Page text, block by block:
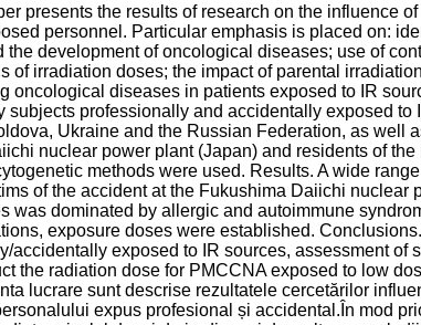
presents the results of research on the influence
personnel. Particular emphasis is placed on:
the development of oncological diseases; use of
of irradiation doses; the impact of parental
oncological diseases in patients exposed to IR
subjects professionally and accidentally exposed
Ukraine and the Russian Federation, as well
nuclear power plant (Japan) and residents of
methods were used. Results. A wide
of the accident at the Fukushima Daiichi nuclear
was dominated by allergic and autoimmune
exposure doses were established.
accidentally exposed to IR sources, assessment of
the radiation dose for PMCCNA exposed to low
lucrare sunt descrise rezultatele cercetărilor
expus profesional și accidental.În mod